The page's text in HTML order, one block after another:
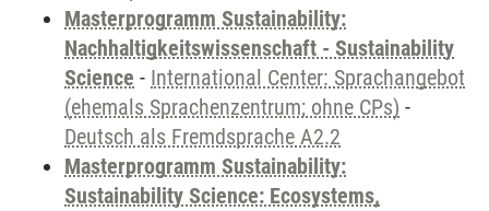
Masterprogramm Sustainability:
Nachhaltigkeitswissenschaft - Sustainability
Science - International Center: Sprachangebot
(ehemals Sprachenzentrum; ohne CPs) -
Deutsch als Fremdsprache A2.2
Masterprogramm Sustainability:
Sustainability Science: Ecosystems,